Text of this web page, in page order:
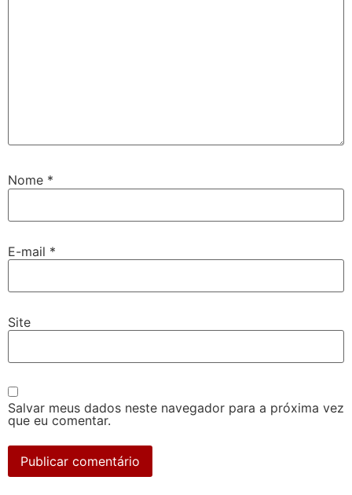
Nome *
E-mail *
Site
Salvar meus dados neste navegador para a próxima vez
que eu comentar.